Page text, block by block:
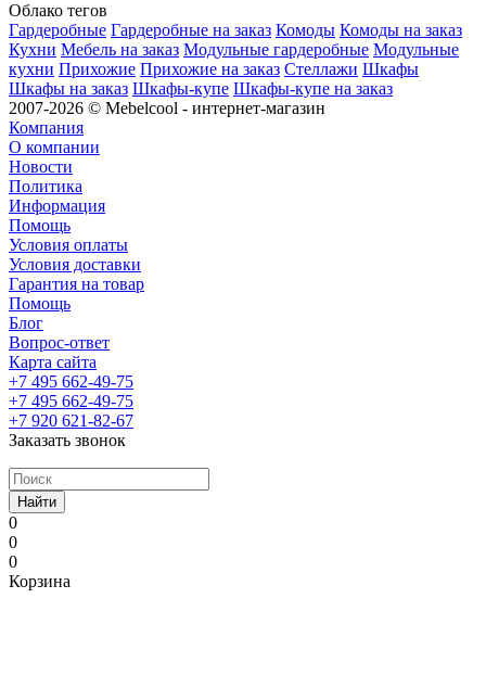
Облако тегов
Гардеробные Гардеробные на заказ Комоды Комоды на заказ
Кухни Мебель на заказ Модульные гардеробные Модульные
кухни Прихожие Прихожие на заказ Стеллажи Шкафы
Шкафы на заказ Шкафы-купе Шкафы-купе на заказ
2007-2026 © Mebelcool - интернет-магазин
Компания
О компании
Новости
Политика
Информация
Помощь
Условия оплаты
Условия доставки
Гарантия на товар
Помощь
Блог
Вопрос-ответ
Карта сайта
+7 495 662-49-75
+7 495 662-49-75
+7 920 621-82-67
Заказать звонок
Найти
0
0
0
Корзина